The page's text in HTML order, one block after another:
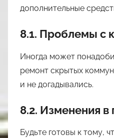
дополнительные
8.1. Проблемы с
Иногда может
ремонт скрытых
и не догадывались.
8.2. Изменения в
Будьте готовы к тому,